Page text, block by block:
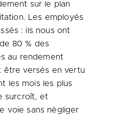
sur le plan
Les employés
: ils nous ont
80 % des
au rendement
être versés en vertu
les mois les plus
surcroît, et
voie sans négliger